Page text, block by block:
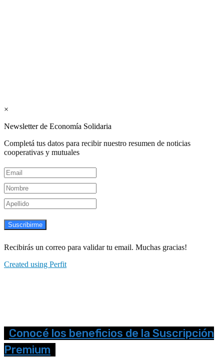
×
Newsletter de Economía Solidaria
Completá tus datos para recibir nuestro resumen de noticias
cooperativas y mutuales
Suscribirme
Recibirás un correo para validar tu email. Muchas gracias!
Created using Perfit
Conocé los beneficios de la Suscripción
Premium